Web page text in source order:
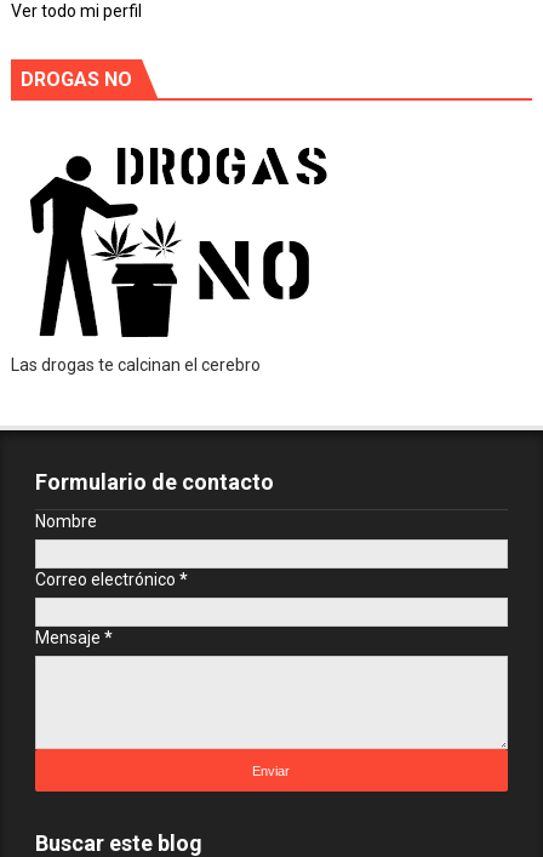
Ver todo mi perfil
DROGAS NO
Las drogas te calcinan el cerebro
Formulario de contacto
Nombre
Correo electrónico *
Mensaje *
Buscar este blog